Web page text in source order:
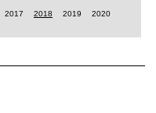
2017 2018 2019
2020